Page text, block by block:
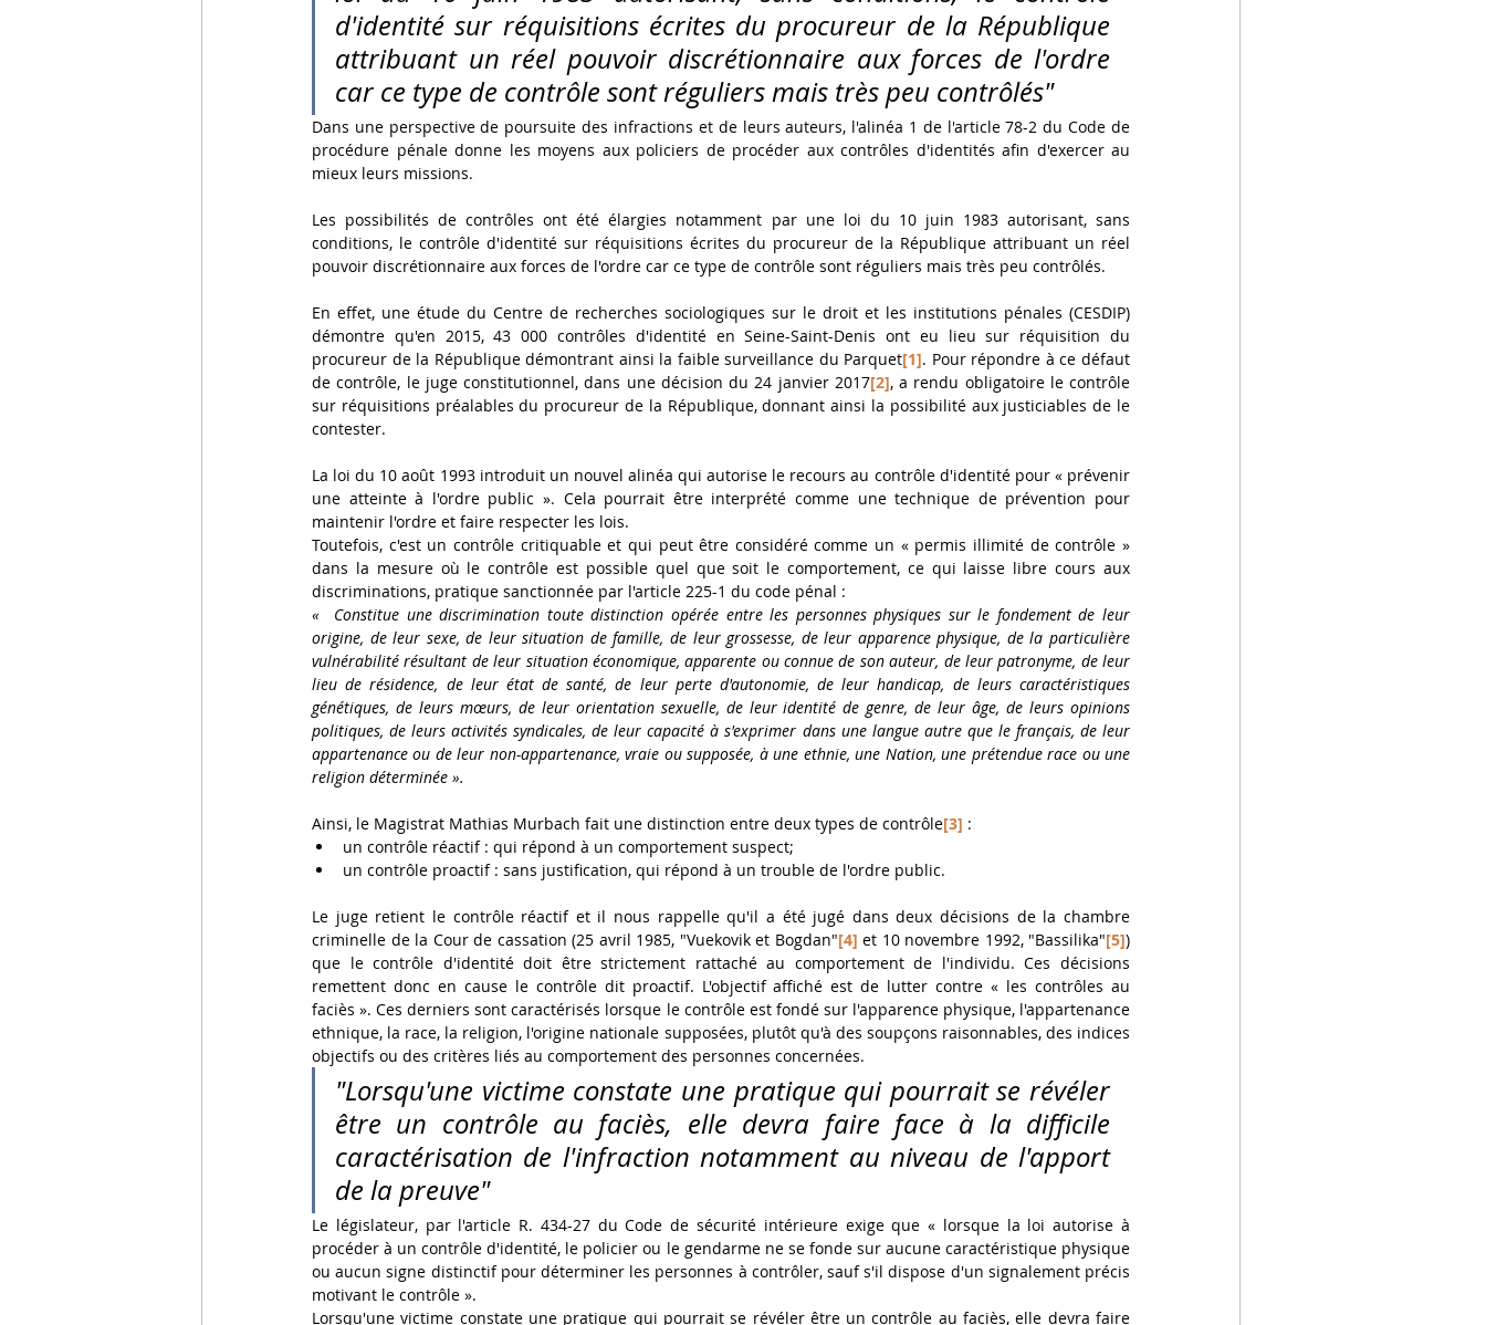
d'identité sur réquisitions écrites du procureur de la République
attribuant un réel pouvoir discrétionnaire aux forces de l'ordre
car ce type de contrôle sont réguliers mais très peu contrôlés"
Dans une perspective de poursuite des infractions et de leurs auteurs, l'alinéa 1 de l'article 78-2 du Code de
procédure pénale donne les moyens aux policiers de procéder aux contrôles d'identités afin d'exercer au
mieux leurs missions.
Les possibilités de contrôles ont été élargies notamment par une loi du 10 juin 1983 autorisant, sans
conditions, le contrôle d'identité sur réquisitions écrites du procureur de la République attribuant un réel
pouvoir discrétionnaire aux forces de l'ordre car ce type de contrôle sont réguliers mais très peu contrôlés.
En effet, une étude du Centre de recherches sociologiques sur le droit et les institutions pénales (CESDIP)
démontre qu'en 2015, 43 000 contrôles d'identité en Seine-Saint-Denis ont eu lieu sur réquisition du
procureur de la République démontrant ainsi la faible surveillance du Parquet[1]. Pour répondre à ce défaut
de contrôle, le juge constitutionnel, dans une décision du 24 janvier 2017[2], a rendu obligatoire le contrôle
sur réquisitions préalables du procureur de la République, donnant ainsi la possibilité aux justiciables de le
contester.
La loi du 10 août 1993 introduit un nouvel alinéa qui autorise le recours au contrôle d'identité pour « prévenir
une atteinte à l'ordre public ». Cela pourrait être interprété comme une technique de prévention pour
maintenir l'ordre et faire respecter les lois.
Toutefois, c'est un contrôle critiquable et qui peut être considéré comme un « permis illimité de contrôle »
dans la mesure où le contrôle est possible quel que soit le comportement, ce qui laisse libre cours aux
discriminations, pratique sanctionnée par l'article 225-1 du code pénal :
«  Constitue une discrimination toute distinction opérée entre les personnes physiques sur le fondement de leur
origine, de leur sexe, de leur situation de famille, de leur grossesse, de leur apparence physique, de la particulière
vulnérabilité résultant de leur situation économique, apparente ou connue de son auteur, de leur patronyme, de leur
lieu de résidence, de leur état de santé, de leur perte d'autonomie, de leur handicap, de leurs caractéristiques
génétiques, de leurs mœurs, de leur orientation sexuelle, de leur identité de genre, de leur âge, de leurs opinions
politiques, de leurs activités syndicales, de leur capacité à s'exprimer dans une langue autre que le français, de leur
appartenance ou de leur non-appartenance, vraie ou supposée, à une ethnie, une Nation, une prétendue race ou une
religion déterminée ».
Ainsi, le Magistrat Mathias Murbach fait une distinction entre deux types de contrôle[3] :
un contrôle réactif : qui répond à un comportement suspect;
un contrôle proactif : sans justification, qui répond à un trouble de l'ordre public.
Le juge retient le contrôle réactif et il nous rappelle qu'il a été jugé dans deux décisions de la chambre
criminelle de la Cour de cassation (25 avril 1985, "Vuekovik et Bogdan"[4] et 10 novembre 1992, "Bassilika"[5])
que le contrôle d'identité doit être strictement rattaché au comportement de l'individu. Ces décisions
remettent donc en cause le contrôle dit proactif. L'objectif affiché est de lutter contre « les contrôles au
faciès ». Ces derniers sont caractérisés lorsque le contrôle est fondé sur l'apparence physique, l'appartenance
ethnique, la race, la religion, l'origine nationale supposées, plutôt qu'à des soupçons raisonnables, des indices
objectifs ou des critères liés au comportement des personnes concernées.
"Lorsqu'une victime constate une pratique qui pourrait se révéler
être un contrôle au faciès, elle devra faire face à la difficile
caractérisation de l'infraction notamment au niveau de l'apport
de la preuve"
Le législateur, par l'article R. 434-27 du Code de sécurité intérieure exige que « lorsque la loi autorise à
procéder à un contrôle d'identité, le policier ou le gendarme ne se fonde sur aucune caractéristique physique
ou aucun signe distinctif pour déterminer les personnes à contrôler, sauf s'il dispose d'un signalement précis
motivant le contrôle ».
Lorsqu'une victime constate une pratique qui pourrait se révéler être un contrôle au faciès, elle devra faire